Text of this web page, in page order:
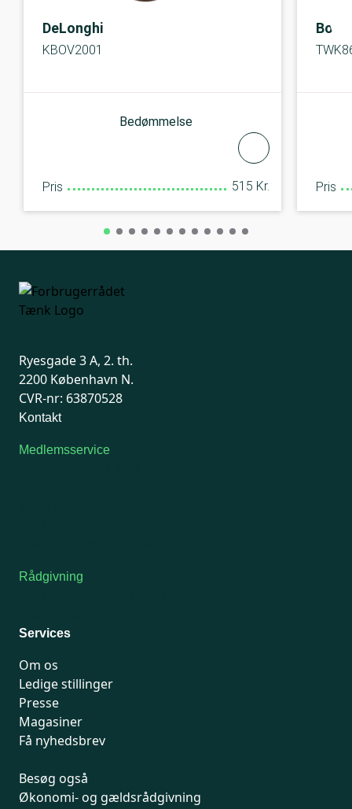
DeLonghi
KBOV2001
Bedømmelse
Pris 515 Kr. Pris
Ryesgade 3 A, 2. th.
2200 København N.
CVR-nr: 63870528
Kontakt
Medlemsservice
Rådgivning
Services
Om os
Ledige stillinger
Presse
Magasiner
Få nyhedsbrev
Besøg også
Økonomi- og gældsrådgivning